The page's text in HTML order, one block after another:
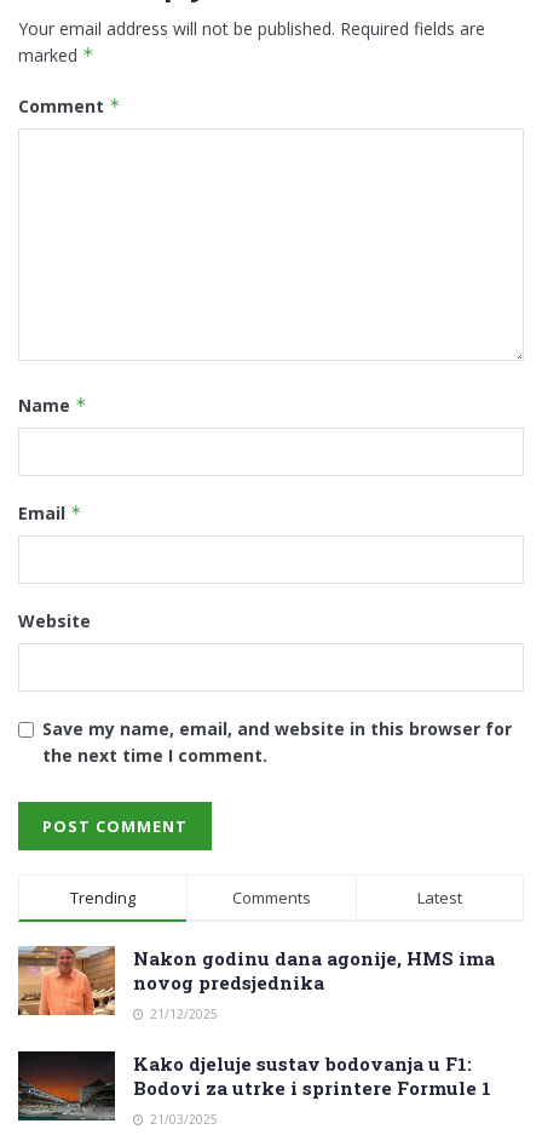
Your email address will not be published. Required fields are
marked *
Comment *
Name *
Email *
Website
Save my name, email, and website in this browser for
the next time I comment.
Trending Comments Latest
Nakon godinu dana agonije, HMS ima
novog predsjednika
21/12/2025
Kako djeluje sustav bodovanja u F1:
Bodovi za utrke i sprintere Formule 1
21/03/2025